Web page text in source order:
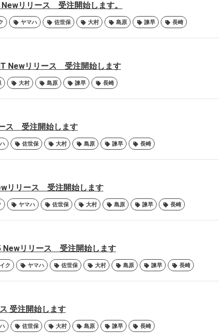
Newリリース 受注開始します。
ヤマハ 佐世保 大村 島原 諫早 長崎
Newリリース 受注開始します
大村 島原 諫早 長崎
ス 受注開始します
佐世保 大村 島原 諫早 長崎
リリース 受注開始します
ヤマハ 佐世保 大村 島原 諫早 長崎
リリース 受注開始します
ク ヤマハ 佐世保 大村 島原 諫早 長崎
受注開始します
佐世保 大村 島原 諫早 長崎